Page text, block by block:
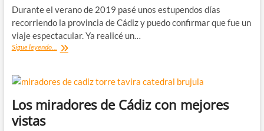
Durante el verano de 2019 pasé unos estupendos días
recorriendo la provincia de Cádiz y puedo confirmar que fue un
viaje espectacular. Ya realicé un…
Sigue leyendo... Organizar
por
provincia
de
Los miradores de Cádiz con mejores
vistas